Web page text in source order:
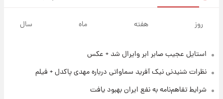
روزها پربارش‌تر خواهند بود؟
۱ روز پیش
شد؛ تیکدری، محبی و سرگیف با اعداد ویژه
روز هفته ماه سال
استایل عجیب صابر ابر وایرال شد + عکس
نظرات شنیدنی نیک آفرید سماواتی درباره مهدی پاکدل + فیلم
شرایط تفاهم‌نامه به نفع ایران بهبود یافت